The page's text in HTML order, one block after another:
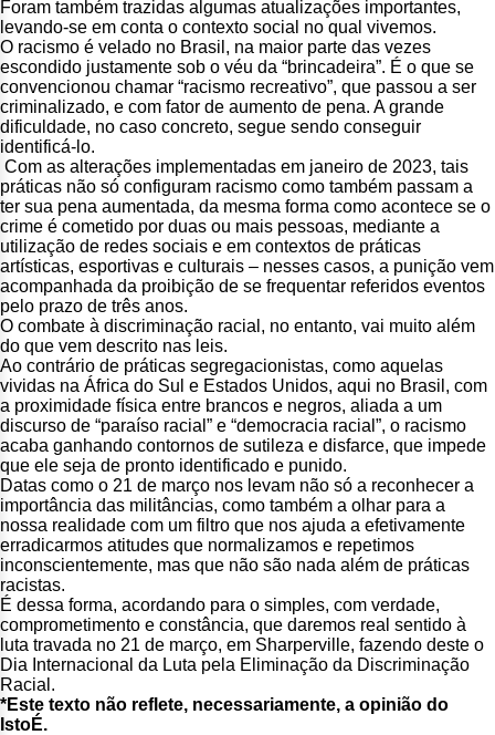
Foram também trazidas algumas atualizações importantes,
levando-se em conta o contexto social no qual vivemos.
O racismo é velado no Brasil, na maior parte das vezes
escondido justamente sob o véu da “brincadeira”. É o que se
convencionou chamar “racismo recreativo”, que passou a ser
criminalizado, e com fator de aumento de pena. A grande
dificuldade, no caso concreto, segue sendo conseguir
identificá-lo.
Com as alterações implementadas em janeiro de 2023, tais
práticas não só configuram racismo como também passam a
ter sua pena aumentada, da mesma forma como acontece se o
crime é cometido por duas ou mais pessoas, mediante a
utilização de redes sociais e em contextos de práticas
artísticas, esportivas e culturais – nesses casos, a punição vem
acompanhada da proibição de se frequentar referidos eventos
pelo prazo de três anos.
O combate à discriminação racial, no entanto, vai muito além
do que vem descrito nas leis.
Ao contrário de práticas segregacionistas, como aquelas
vividas na África do Sul e Estados Unidos, aqui no Brasil, com
a proximidade física entre brancos e negros, aliada a um
discurso de “paraíso racial” e “democracia racial”, o racismo
acaba ganhando contornos de sutileza e disfarce, que impede
que ele seja de pronto identificado e punido.
Datas como o 21 de março nos levam não só a reconhecer a
importância das militâncias, como também a olhar para a
nossa realidade com um filtro que nos ajuda a efetivamente
erradicarmos atitudes que normalizamos e repetimos
inconscientemente, mas que não são nada além de práticas
racistas.
É dessa forma, acordando para o simples, com verdade,
comprometimento e constância, que daremos real sentido à
luta travada no 21 de março, em Sharperville, fazendo deste o
Dia Internacional da Luta pela Eliminação da Discriminação
Racial.
*Este texto não reflete, necessariamente, a opinião do
IstoÉ.